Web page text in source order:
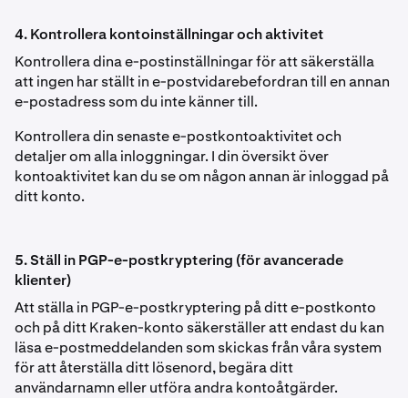
4. Kontrollera kontoinställningar och aktivitet
Kontrollera dina e-postinställningar för att säkerställa
att ingen har ställt in e-postvidarebefordran till en annan
e-postadress som du inte känner till.
Kontrollera din senaste e-postkontoaktivitet och
detaljer om alla inloggningar. I din översikt över
kontoaktivitet kan du se om någon annan är inloggad på
ditt konto.
5. Ställ in PGP-e-postkryptering (för avancerade
klienter)
Att ställa in PGP-e-postkryptering på ditt e-postkonto
och på ditt Kraken-konto säkerställer att endast du kan
läsa e-postmeddelanden som skickas från våra system
för att återställa ditt lösenord, begära ditt
användarnamn eller utföra andra kontoåtgärder.